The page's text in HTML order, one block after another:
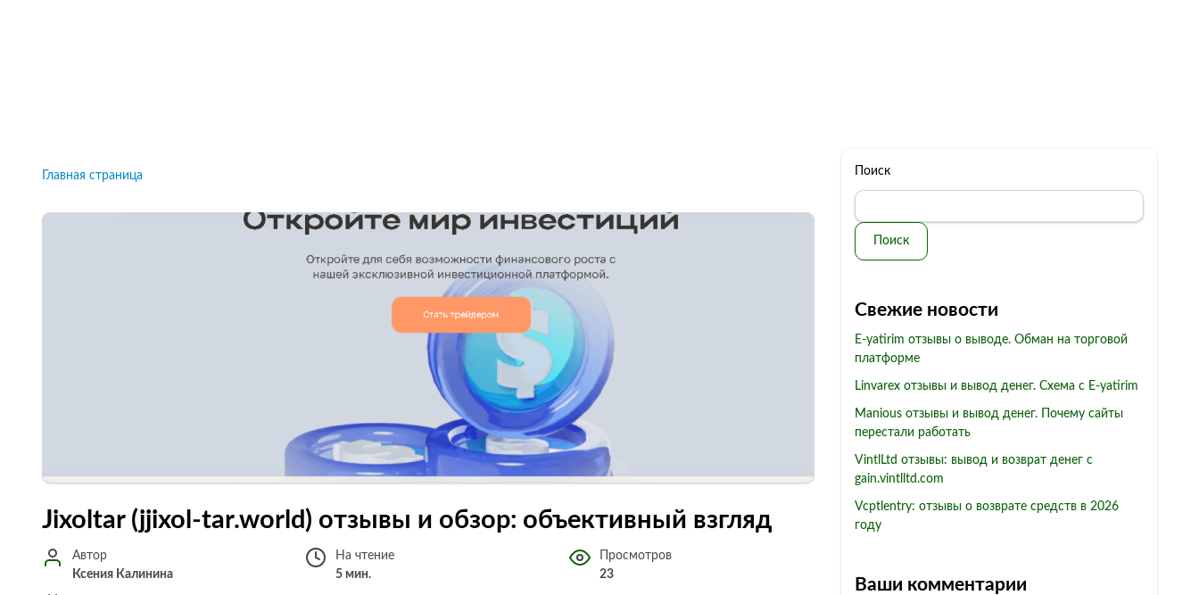
Главная страница
Jixoltar (jjixol-tar.world) отзывы и обзор: объективный взгляд
Автор
Ксения Калинина
На чтение
5 мин.
Просмотров
23
Поиск
Поиск
Свежие новости
E-yatirim отзывы о выводе. Обман на торговой
платформе
Linvarex отзывы и вывод денег. Схема с E-yatirim
Manious отзывы и вывод денег. Почему сайты
перестали работать
VintlLtd отзывы: вывод и возврат денег с
gain.vintlltd.com
Vcptlentry: отзывы о возврате средств в 2026
году
Ваши комментарии